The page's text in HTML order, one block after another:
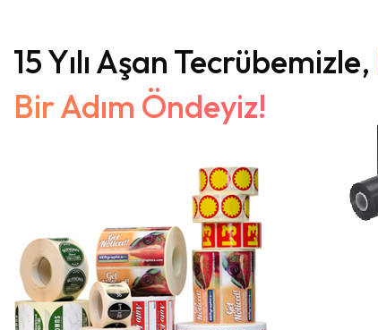
15 Yılı Aşan Tecrübemizle,
Bir Adım Öndeyiz!